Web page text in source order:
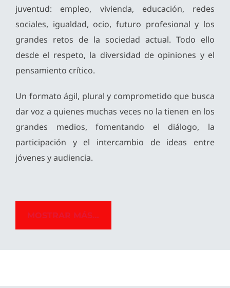
juventud: empleo, vivienda, educación, redes
sociales, igualdad, ocio, futuro profesional y los
grandes retos de la sociedad actual. Todo ello
desde el respeto, la diversidad de opiniones y el
pensamiento crítico.
Un formato ágil, plural y comprometido que busca
dar voz a quienes muchas veces no la tienen en los
grandes medios, fomentando el diálogo, la
participación y el intercambio de ideas entre
jóvenes y audiencia.
MOSTRAR MÁS…